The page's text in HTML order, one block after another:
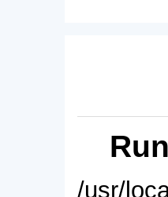
/usr/